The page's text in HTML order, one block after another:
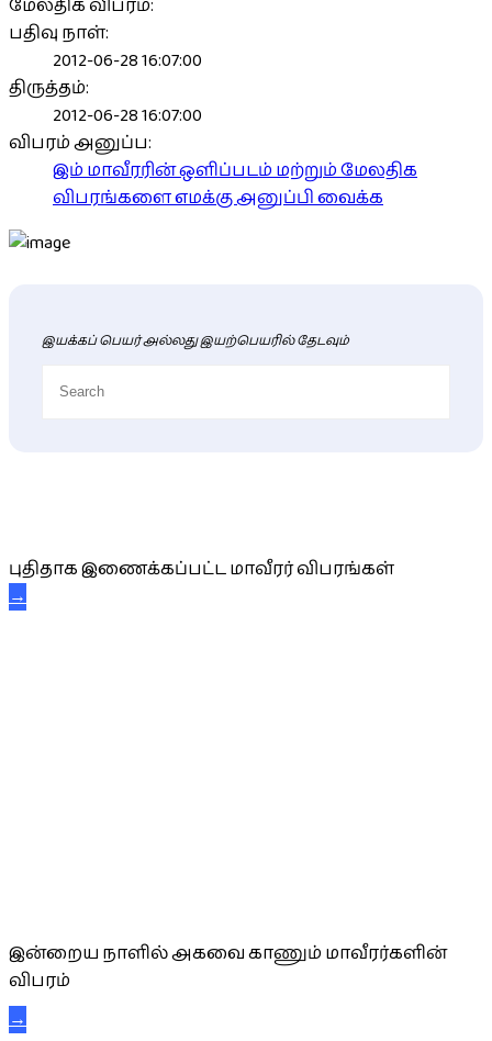
மேலதிக விபரம்:
பதிவு நாள்:
2012-06-28 16:07:00
திருத்தம்:
2012-06-28 16:07:00
விபரம் அனுப்ப:
இம் மாவீரரின் ஒளிப்படம் மற்றும் மேலதிக
விபரங்களை எமக்கு அனுப்பி வைக்க
இயக்கப் பெயர் அல்லது இயற்பெயரில் தேடவும்
புதிதாக இணைக்கப்பட்ட மாவீரர் விபரங்கள்
→
இன்றைய நாளில் அகவை காணும் மாவீரர்களின்
விபரம்
→